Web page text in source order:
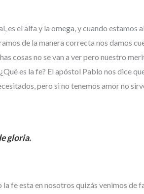
es el alfa y la omega, y cuando estamos
de la manera correcta nos damos
cosas no se van a ver pero nuestro
es la fe? El apóstol Pablo nos dice
pero si no tenemos amor no
gloria.
fe esta en nosotros quizás venimos de